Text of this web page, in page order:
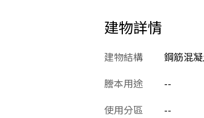
建物詳情
建物結構 鋼筋混
謄本用途
--
使用分區
--